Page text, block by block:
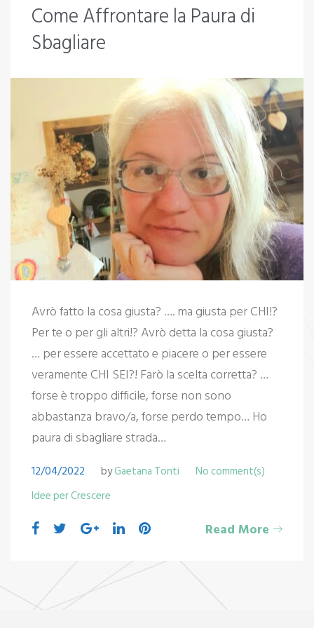
12
Aprile
2022
Come Affrontare la Paura di
Sbagliare
Avrò fatto la cosa giusta? …. ma giusta per CHI!?
Per te o per gli altri!? Avrò detta la cosa giusta?
… per essere accettato e piacere o per essere
veramente CHI SEI?! Farò la scelta corretta? …
forse è troppo difficile, forse non sono
abbastanza bravo/a, forse perdo tempo… Ho
paura di sbagliare strada…
12/04/2022 byGaetana Tonti
No comment(s)
Idee per Crescere
Facebook
TwitterGoogle+
LinkedInPinterest Read More